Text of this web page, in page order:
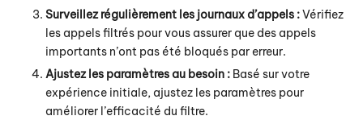
Surveillez régulièrement les journaux d’appels :Vérifiez
les appels filtrés pour vous assurer que des appels
importants n’ont pas été bloqués par erreur.
Ajustez les paramètres au besoin : Basé sur votre
expérience initiale, ajustez les paramètres pour
améliorer l’efficacité du filtre.